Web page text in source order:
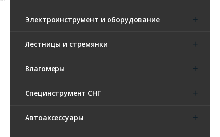
Электроинструмент и оборудование
Лестницы и стремянки
Влагомеры
Специнструмент СНГ
Автоаксессуары